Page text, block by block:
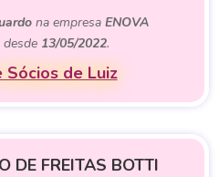
na empresa ENOVA
desde 13/05/2022.
Sócios de Luiz
DE FREITAS BOTTI